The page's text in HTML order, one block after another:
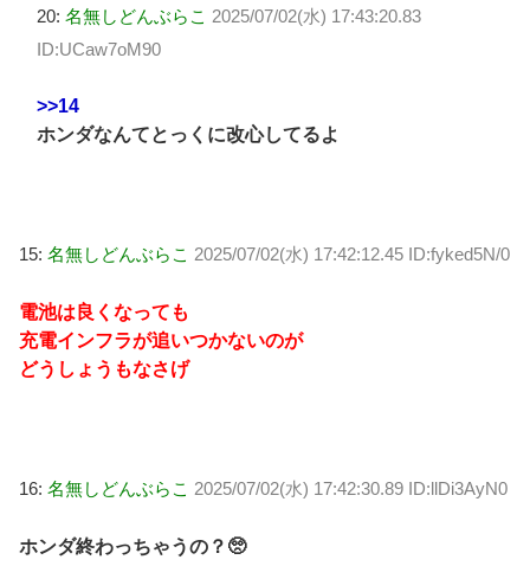
20: 名無しどんぶらこ 2025/07/02(水) 17:43:20.83
ID:UCaw7oM90
>>14
ホンダなんてとっくに改心してるよ
15: 名無しどんぶらこ 2025/07/02(水) 17:42:12.45 ID:fyked5N/0
電池は良くなっても
充電インフラが追いつかないのが
どうしょうもなさげ
16: 名無しどんぶらこ 2025/07/02(水) 17:42:30.89 ID:llDi3AyN0
ホンダ終わっちゃうの？🥺